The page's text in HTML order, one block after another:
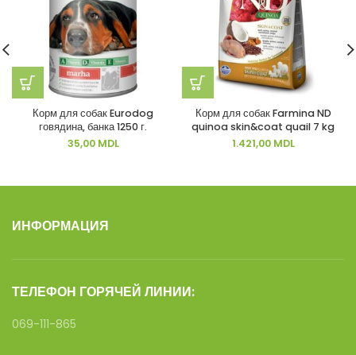
Корм для собак Eurodog
говядина, банка 1250 г.
35,00 MDL
Корм для собак Farmina ND
quinoa skin&coat quail 7 kg
1.421,00 MDL
ИНФОРМАЦИЯ
ТЕЛЕФОН ГОРЯЧЕЙ ЛИНИИ:
069-111-865